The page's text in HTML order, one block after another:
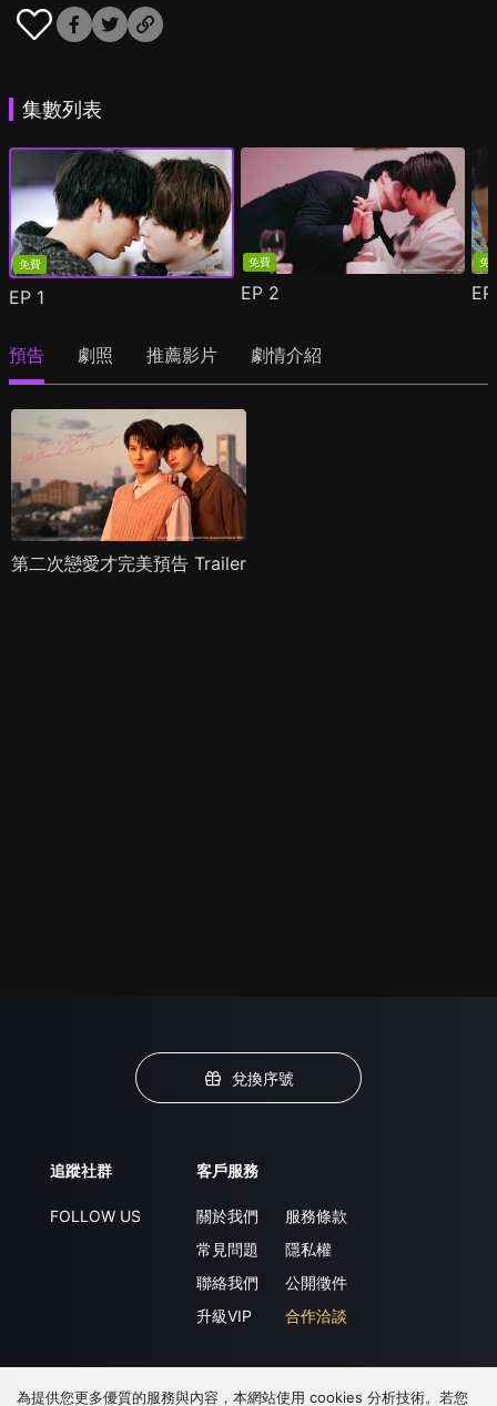
集數列表
免費
EP 1
免費
EP 2
免
預告 劇照 推薦影片 劇情介紹
第二次戀愛才完美預告 Trailer
兌換序號
追蹤社群
FOLLOW US
客戶服務
關於我們
常見問題
聯絡我們
升級VIP
服務條款
隱私權
公開徵件
合作洽談
下載 APP
為提供您更多優質的服務與內容，本網站使用 cookies 分析技術。若您